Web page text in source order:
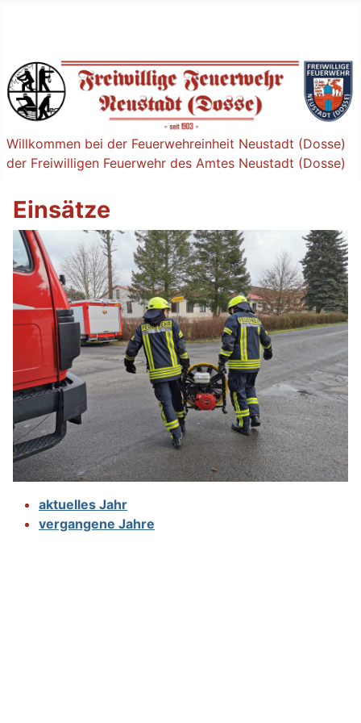
Willkommen bei der Feuerwehreinheit Neustadt (Dosse)
der Freiwilligen Feuerwehr des Amtes Neustadt (Dosse)
Einsätze
aktuelles Jahr
vergangene Jahre